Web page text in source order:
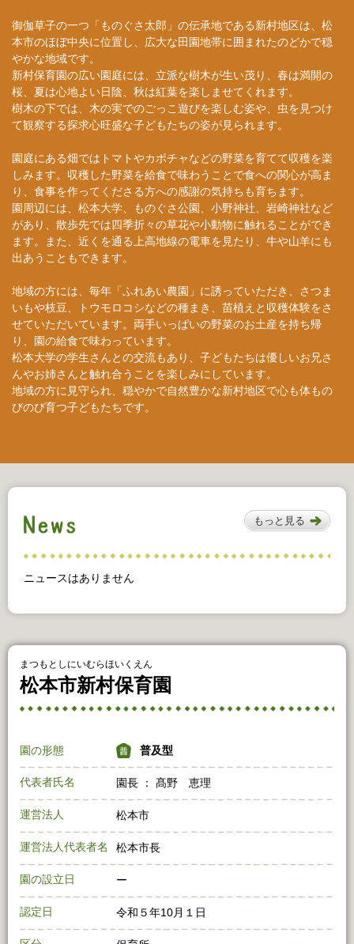
御伽草子の一つ「ものぐさ太郎」の伝承地である新村地区は、松
本市のほぼ中央に位置し、広大な田園地帯に囲まれたのどかで穏
やかな地域です。
新村保育園の広い園庭には、立派な樹木が生い茂り、春は満開の
桜、夏は心地よい日陰、秋は紅葉を楽しませてくれます。
樹木の下では、木の実でのごっこ遊びを楽しむ姿や、虫を見つけ
て観察する探求心旺盛な子どもたちの姿が見られます。
園庭にある畑ではトマトやカボチャなどの野菜を育てて収穫を楽
しみます。収穫した野菜を給食で味わうことで食への関心が高ま
り、食事を作ってくださる方への感謝の気持ちも育ちます。
園周辺には、松本大学、ものぐさ公園、小野神社、岩崎神社など
があり、散歩先では四季折々の草花や小動物に触れることができ
ます。また、近くを通る上高地線の電車を見たり、牛や山羊にも
出あうこともできます。
地域の方には、毎年「ふれあい農園」に誘っていただき、さつま
いもや枝豆、トウモロコシなどの種まき、苗植えと収穫体験をさ
せていただいています。両手いっぱいの野菜のお土産を持ち帰
り、園の給食で味わっています。
松本大学の学生さんとの交流もあり、子どもたちは優しいお兄さ
んやお姉さんと触れ合うことを楽しみにしています。
地域の方に見守られ、穏やかで自然豊かな新村地区で心も体もの
びのび育つ子どもたちです。
ニュースはありません
もっと見る
まつもとしにいむらほいくえん
松本市新村保育園
園の形態 普及型
代表者氏名 園長 ： 髙野 恵理
運営法人 松本市
運営法人代表者名 松本市長
園の設立日 ー
認定日 令和５年10月１日